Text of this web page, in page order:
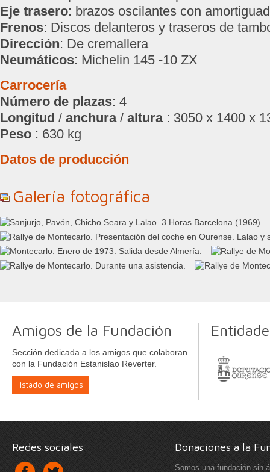
Eje trasero: brazos oscilantes con
Frenos: Discos delanteros y traseros de
Dirección: De cremallera
Neumáticos: Michelin 145 -10 ZX
Carrocería
Número de plazas: 4
Longitud / anchura/ altura: 3050 x 1400 x
Peso : 630 kg
Datos de producción
Galería fotográfica
Amigos de la Fundación
Sección dedicada a los amigos que colaboran
con la Fundación Estanislao Reverter.
listado de amigos
Redes sociales Donaciones a la
Somos una fundación sin